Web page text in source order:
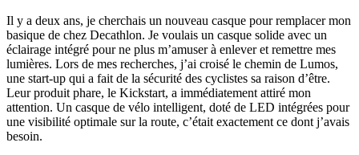
Il y a deux ans, je cherchais un nouveau casque pour remplacer mon
basique de chez Decathlon. Je voulais un casque solide avec un
éclairage intégré pour ne plus m’amuser à enlever et remettre mes
lumières. Lors de mes recherches, j’ai croisé le chemin de Lumos,
une start-up qui a fait de la sécurité des cyclistes sa raison d’être.
Leur produit phare, le Kickstart, a immédiatement attiré mon
attention. Un casque de vélo intelligent, doté de LED intégrées pour
une visibilité optimale sur la route, c’était exactement ce dont j’avais
besoin.